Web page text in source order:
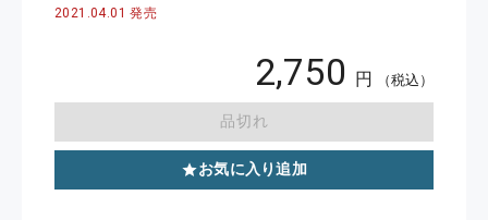
2021.04.01 発売
2,750 円 （税込）
品切れ
お気に入り追加